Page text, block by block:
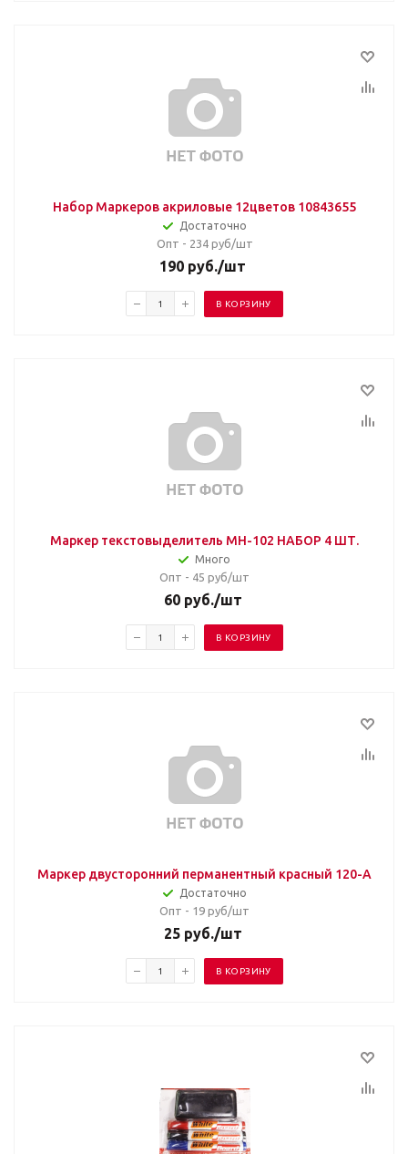
Набор Маркеров акриловые 12цветов 10843655
Достаточно
Опт - 234 руб/шт
190 руб./шт
В КОРЗИНУ
Маркер текстовыделитель MH-102 НАБОР 4 ШТ.
Много
Опт - 45 руб/шт
60руб./шт
В КОРЗИНУ
Маркер двусторонний перманентный красный 120-A
Достаточно
Опт - 19 руб/шт
25руб./шт
В КОРЗИНУ